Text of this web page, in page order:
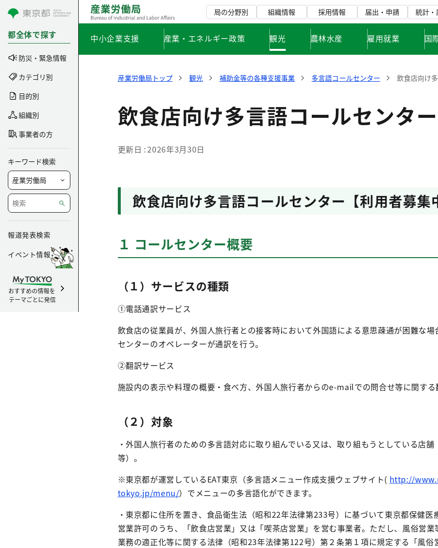
コンテンツにスキップ
都全体で探す
防災・緊急情報
カテゴリ別
目的別
組織別
事業者の方
キーワード検索
報道発表検索
イベント情報
おすすめの情報を
テーマごとに発信
局の分野別 組織情報 採用情報 届出・申請 統計・
中小企業支援 産業・エネルギー政策 観光 農林水産 雇用就業 国
産業労働局トップ 観光 補助金等の各種支援事業 多言語コールセンター 飲食店向け
飲食店向け多言語コールセンター
更新日 2026年3月30日
飲食店向け多言語コールセンター【利用者募集
１ コールセンター概要
（１）サービスの種類
①電話通訳サービス
飲食店の従業員が、外国人旅行者との接客時において外国語による意思疎通が困難な場
センターのオペレーターが通訳を行う。
②翻訳サービス
施設内の表示や料理の概要・食べ方、外国人旅行者からのe-mailでの問合せ等に関す
（２）対象
・外国人旅行者のための多言語対応に取り組んでいる又は、取り組もうとしている店舗
等）。
※東京都が運営しているEAT東京（多言語メニュー作成支援ウェブサイト( http://
tokyo.jp/menu/）でメニューの多言語化ができます。
・東京都に住所を置き、食品衛生法（昭和22年法律第233号）に基づいて東京都保健医
営業許可のうち、「飲食店営業」又は「喫茶店営業」を営む事業者。ただし、風俗営業
業務の適正化等に関する法律（昭和23年法律第122号）第２条第１項に規定する「風俗